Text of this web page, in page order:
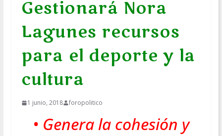
Gestionará Nora
Lagunes recursos
para el deporte y la
cultura
1 junio, 2018 foropolitico
• Genera la cohesión y